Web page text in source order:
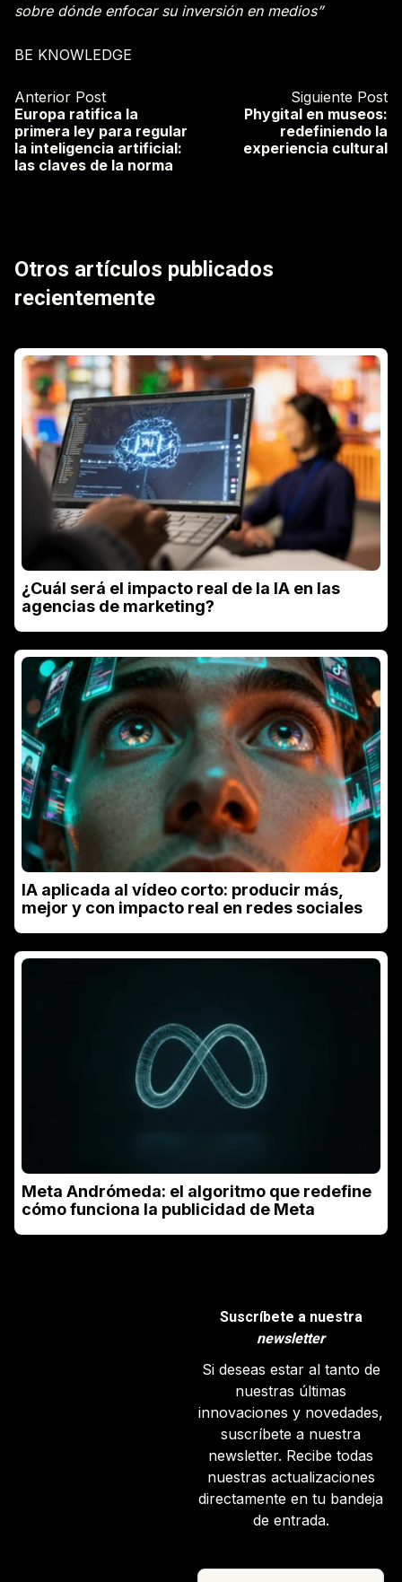
sobre dónde enfocar su inversión en medios”
BE KNOWLEDGE
Anterior Post
Europa ratifica la
primera ley para regular
la inteligencia artificial:
las claves de la norma
Siguiente Post
Phygital en museos:
redefiniendo la
experiencia cultural
Otros artículos publicados
recientemente
¿Cuál será el impacto real de la IA en las
agencias de marketing?
IA aplicada al vídeo corto: producir más,
mejor y con impacto real en redes sociales
Meta Andrómeda: el algoritmo que redefine
cómo funciona la publicidad de Meta
Suscríbete a nuestra
newsletter
Si deseas estar al tanto de
nuestras últimas
innovaciones y novedades,
suscríbete a nuestra
newsletter. Recibe todas
nuestras actualizaciones
directamente en tu bandeja
de entrada.